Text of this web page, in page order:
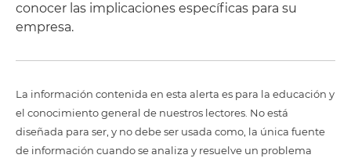
conocer las implicaciones específicas para su
empresa.
La información contenida en esta alerta es para la educación y
el conocimiento general de nuestros lectores. No está
diseñada para ser, y no debe ser usada como, la única fuente
de información cuando se analiza y resuelve un problema